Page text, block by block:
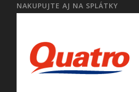
NAKUPUJTE AJ NA SPLÁTKY